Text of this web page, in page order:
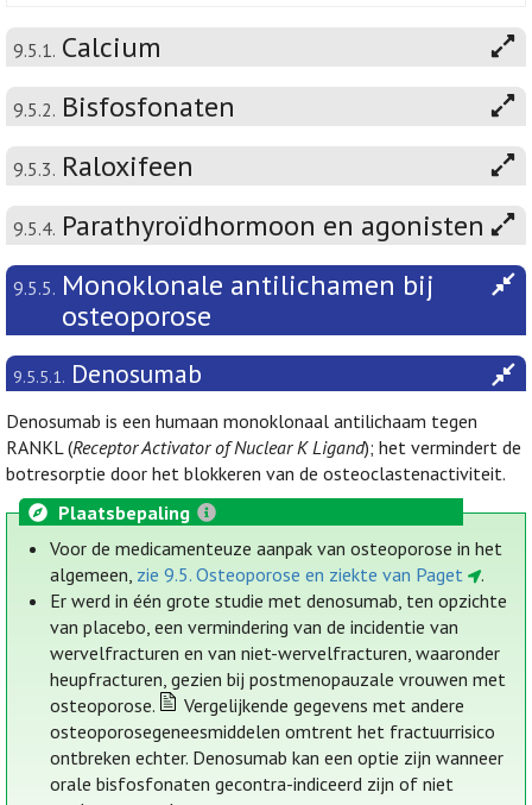
9.5.1. Calcium
9.5.2. Bisfosfonaten
9.5.3. Raloxifeen
9.5.4. Parathyroïdhormoon en agonisten
9.5.5. Monoklonale antilichamen bij
osteoporose
9.5.5.1. Denosumab
Denosumab is een humaan monoklonaal antilichaam tegen
RANKL (Receptor Activator of Nuclear K Ligand); het vermindert de
botresorptie door het blokkeren van de osteoclastenactiviteit.
Plaatsbepaling
Voor de medicamenteuze aanpak van osteoporose in het
algemeen, zie 9.5. Osteoporose en ziekte van Paget
.
Er werd in één grote studie met denosumab, ten opzichte
van placebo, een vermindering van de incidentie van
wervelfracturen en van niet-wervelfracturen, waaronder
heupfracturen, gezien bij postmenopauzale vrouwen met
osteoporose.
Vergelijkende gegevens met andere
osteoporosegeneesmiddelen omtrent het fractuurrisico
ontbreken echter. Denosumab kan een optie zijn wanneer
orale bisfosfonaten gecontra-indiceerd zijn of niet